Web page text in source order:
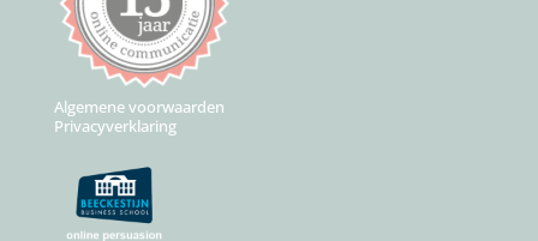
Algemene voorwaarden
Privacyverklaring